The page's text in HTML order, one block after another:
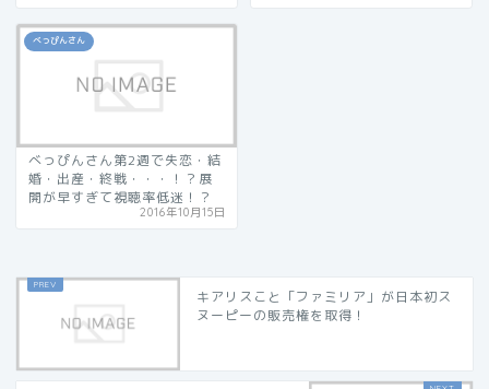
べっぴんさん
べっぴんさん第2週で失恋・結
婚・出産・終戦・・・！？展
開が早すぎて視聴率低迷！？
2016年10月15日
キアリスこと「ファミリア」が日本初ス
ヌーピーの販売権を取得！